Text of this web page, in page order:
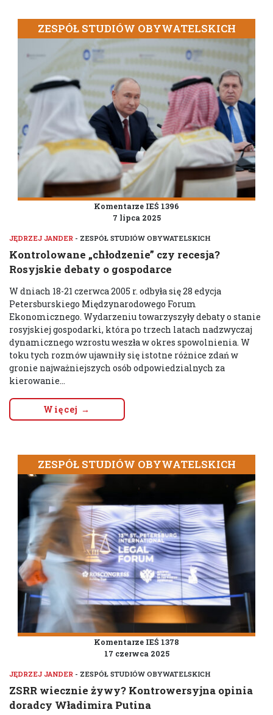
ZESPÓŁ STUDIÓW OBYWATELSKICH
Komentarze IEŚ 1396
7 lipca 2025
JĘDRZEJ JANDER - ZESPÓŁ STUDIÓW OBYWATELSKICH
Kontrolowane „chłodzenie” czy recesja?
Rosyjskie debaty o gospodarce
W dniach 18-21 czerwca 2005 r. odbyła się 28 edycja
Petersburskiego Międzynarodowego Forum
Ekonomicznego. Wydarzeniu towarzyszyły debaty o stanie
rosyjskiej gospodarki, która po trzech latach nadzwyczaj
dynamicznego wzrostu weszła w okres spowolnienia. W
toku tych rozmów ujawniły się istotne różnice zdań w
gronie najważniejszych osób odpowiedzialnych za
kierowanie...
Więcej →
ZESPÓŁ STUDIÓW OBYWATELSKICH
Komentarze IEŚ 1378
17 czerwca 2025
JĘDRZEJ JANDER - ZESPÓŁ STUDIÓW OBYWATELSKICH
ZSRR wiecznie żywy? Kontrowersyjna opinia
doradcy Władimira Putina